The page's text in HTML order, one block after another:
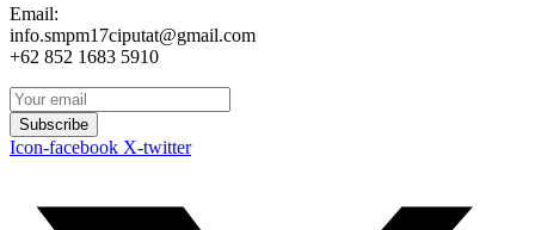
Email:
info.smpm17ciputat@gmail.com
+62 852 1683 5910
Subscribe
Icon-facebook X-twitter